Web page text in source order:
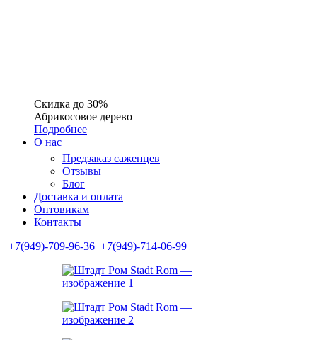
Скидка до 30%
Абрикосовое дерево
Подробнее
О нас
Предзаказ саженцев
Отзывы
Блог
Доставка и оплата
Оптовикам
Контакты
+7(949)-709-96-36 +7(949)-714-06-99